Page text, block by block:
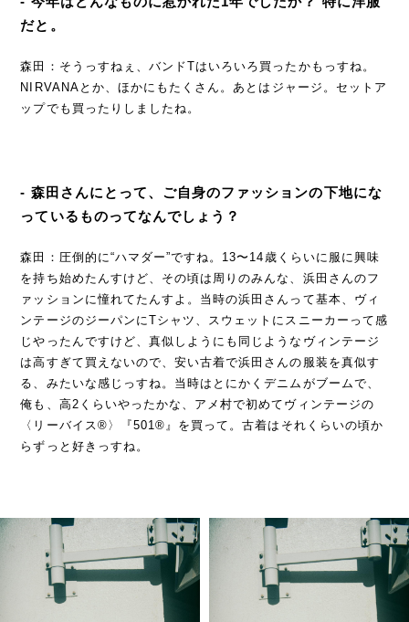
だと。
森田：そうっすねぇ、バンドTはいろいろ買ったかもっすね。
NIRVANAとか、ほかにもたくさん。あとはジャージ。セットア
ップでも買ったりしましたね。
- 森田さんにとって、ご自身のファッションの下地にな
っているものってなんでしょう？
森田：圧倒的に“ハマダー”ですね。13〜14歳くらいに服に興味
を持ち始めたんすけど、その頃は周りのみんな、浜田さんのフ
ァッションに憧れてたんすよ。当時の浜田さんって基本、ヴィ
ンテージのジーパンにTシャツ、スウェットにスニーカーって感
じやったんですけど、真似しようにも同じようなヴィンテージ
は高すぎて買えないので、安い古着で浜田さんの服装を真似す
る、みたいな感じっすね。当時はとにかくデニムがブームで、
俺も、高2くらいやったかな、アメ村で初めてヴィンテージの
〈リーバイス®︎〉『501®︎』を買って。古着はそれくらいの頃か
らずっと好きっすね。